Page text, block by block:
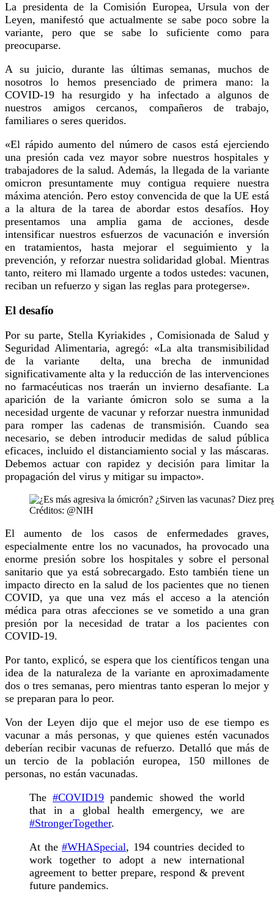
La presidenta de la Comisión Europea, Ursula von der
Leyen, manifestó que actualmente se sabe poco sobre la
variante, pero que se sabe lo suficiente como para
preocuparse.
A su juicio, durante las últimas semanas, muchos de
nosotros lo hemos presenciado de primera mano: la
COVID-19 ha resurgido y ha infectado a algunos de
nuestros amigos cercanos, compañeros de trabajo,
familiares o seres queridos.
«El rápido aumento del número de casos está ejerciendo
una presión cada vez mayor sobre nuestros hospitales y
trabajadores de la salud. Además, la llegada de la variante
omicron presuntamente muy contigua requiere nuestra
máxima atención. Pero estoy convencida de que la UE está
a la altura de la tarea de abordar estos desafíos. Hoy
presentamos una amplia gama de acciones, desde
intensificar nuestros esfuerzos de vacunación e inversión
en tratamientos, hasta mejorar el seguimiento y la
prevención, y reforzar nuestra solidaridad global. Mientras
tanto, reitero mi llamado urgente a todos ustedes: vacunen,
reciban un refuerzo y sigan las reglas para protegerse».
El desafío
Por su parte, Stella Kyriakides , Comisionada de Salud y
Seguridad Alimentaria, agregó: «La alta transmisibilidad
de la variante delta, una brecha de inmunidad
significativamente alta y la reducción de las intervenciones
no farmacéuticas nos traerán un invierno desafiante. La
aparición de la variante ómicron solo se suma a la
necesidad urgente de vacunar y reforzar nuestra inmunidad
para romper las cadenas de transmisión. Cuando sea
necesario, se deben introducir medidas de salud pública
eficaces, incluido el distanciamiento social y las máscaras.
Debemos actuar con rapidez y decisión para limitar la
propagación del virus y mitigar su impacto».
Créditos: @NIH
El aumento de los casos de enfermedades graves,
especialmente entre los no vacunados, ha provocado una
enorme presión sobre los hospitales y sobre el personal
sanitario que ya está sobrecargado. Esto también tiene un
impacto directo en la salud de los pacientes que no tienen
COVID, ya que una vez más el acceso a la atención
médica para otras afecciones se ve sometido a una gran
presión por la necesidad de tratar a los pacientes con
COVID-19.
Por tanto, explicó, se espera que los científicos tengan una
idea de la naturaleza de la variante en aproximadamente
dos o tres semanas, pero mientras tanto esperan lo mejor y
se preparan para lo peor.
Von der Leyen dijo que el mejor uso de ese tiempo es
vacunar a más personas, y que quienes estén vacunados
deberían recibir vacunas de refuerzo. Detalló que más de
un tercio de la población europea, 150 millones de
personas, no están vacunadas.
The#COVID19 pandemic showed the world
that in a global health emergency, we are
#StrongerTogether.
At the #WHASpecial, 194 countries decided to
work together to adopt a new international
agreement to better prepare, respond & prevent
future pandemics.